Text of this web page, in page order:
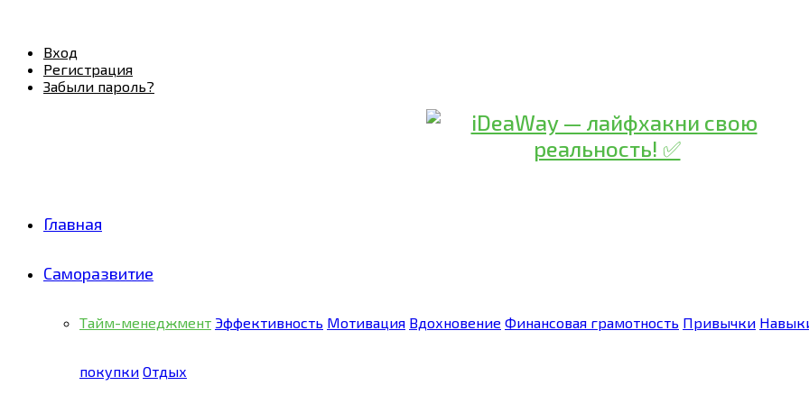
Вход
Регистрация
Забыли пароль?
Главная
Саморазвитие
Тайм-менеджмент Эффективность Мотивация Вдохновение Финансовая грамотность Привычки
покупки Отдых